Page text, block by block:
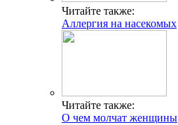
Читайте также:
Аллергия на насекомых
Читайте также:
О чем молчат женщины